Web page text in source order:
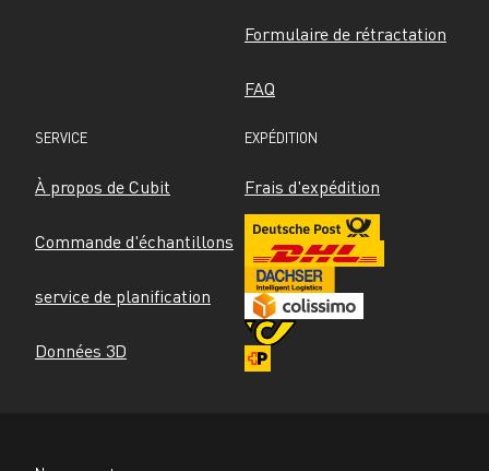
Formulaire de rétractation
FAQ
SERVICE
À propos de Cubit
Commande d'échantillons
service de planification
Données 3D
EXPÉDITION
Frais d'expédition